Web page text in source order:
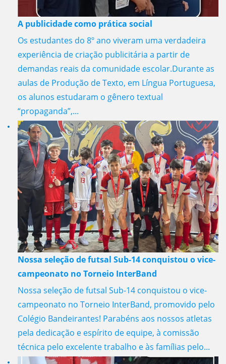
A publicidade como prática social
Os estudantes do 8º ano viveram uma verdadeira
experiência de criação publicitária a partir de
demandas reais da comunidade escolar.Durante as
aulas de Produção de Texto, em Língua Portuguesa,
os alunos estudaram o gênero textual
“propaganda”,...
Nossa seleção de futsal Sub-14 conquistou o vice-
campeonato no Torneio InterBand
Nossa seleção de futsal Sub-14 conquistou o vice-
campeonato no Torneio InterBand, promovido pelo
Colégio Bandeirantes! Parabéns aos nossos atletas
pela dedicação e espírito de equipe, à comissão
técnica pelo excelente trabalho e às famílias pelo...